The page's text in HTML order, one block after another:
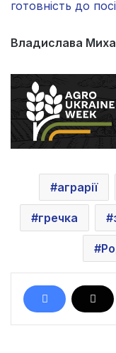
готовність до
Владислава
аграрії
гречка